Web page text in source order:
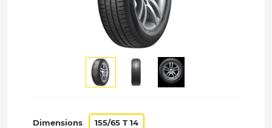
Dimensions 155/65 T 14